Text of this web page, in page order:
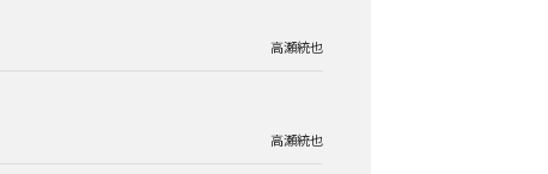
高瀬統也
高瀬統也